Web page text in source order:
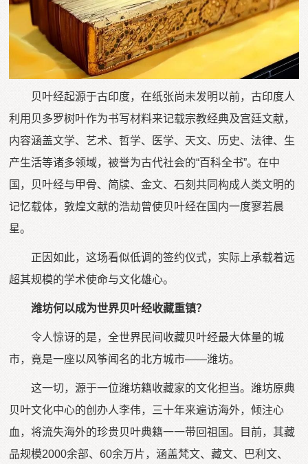
贝叶经起源于古印度，在纸张尚未发明以前，古印度人
利用贝多罗树叶作为书写材料来记载宗教经典及宫廷文献，
内容涵盖文学、艺术、哲学、医学、天文、历史、法律、生
产生活等诸多领域，被誉为古代社会的“百科全书”。在中
国，贝叶经与甲骨、简牍、金文、石刻共同构成人类文明的
记忆载体，敦煌文献的浩劫曾使贝叶经在国内一度寥若晨
星。
正因如此，这场看似低调的签约仪式，实际上承载着远
超其规模的学术使命与文化雄心。
潍坊何以成为世界贝叶经收藏重镇？
令人惊讶的是，全世界民间收藏贝叶经最大体量的城
市，竟是一座以风筝闻名的北方城市——潍坊。
这一切，源于一位潍坊籍收藏家的文化担当。潍坊原典
贝叶文化中心的创办人李伟，三十年来遍访海外，倾注心
血，将流失海外的珍贵贝叶典籍一一带回祖国。目前，其藏
品规模2000余部、60余万片，涵盖梵文、藏文、巴利文、